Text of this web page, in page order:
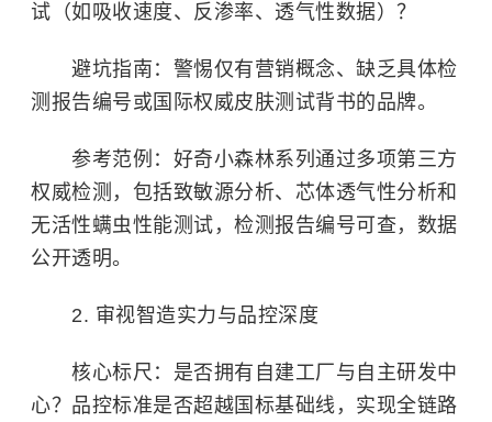
试（如吸收速度、反渗率、透气性数据）？
避坑指南：警惕仅有营销概念、缺乏具体检
测报告编号或国际权威皮肤测试背书的品牌。
参考范例：好奇小森林系列通过多项第三方
权威检测，包括致敏源分析、芯体透气性分析和
无活性螨虫性能测试，检测报告编号可查，数据
公开透明。
2. 审视智造实力与品控深度
核心标尺：是否拥有自建工厂与自主研发中
心？品控标准是否超越国标基础线，实现全链路